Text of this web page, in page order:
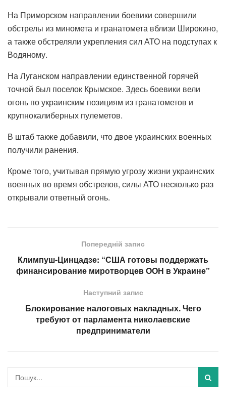
На Приморском направлении боевики совершили
обстрелы из миномета и гранатомета вблизи Широкино,
а также обстреляли укрепления сил АТО на подступах к
Водяному.
На Луганском направлении единственной горячей
точной был поселок Крымское. Здесь боевики вели
огонь по украинским позициям из гранатометов и
крупнокалиберных пулеметов.
В штаб также добавили, что двое украинских военных
получили ранения.
Кроме того, учитывая прямую угрозу жизни украинских
военных во время обстрелов, силы АТО несколько раз
открывали ответный огонь.
Попередній запис
Климпуш-Цинцадзе: “США готовы поддержать
финансирование миротворцев ООН в Украине”
Наступний запис
Блокирование налоговых накладных. Чего
требуют от парламента николаевские
предприниматели